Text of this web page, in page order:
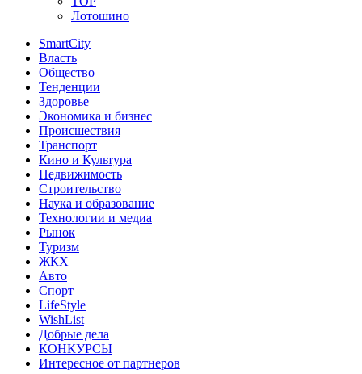
Лотошино
SmartCity
Власть
Общество
Тенденции
Здоровье
Экономика и бизнес
Происшествия
Транспорт
Кино и Культура
Недвижимость
Строительство
Наука и образование
Технологии и медиа
Рынок
Туризм
ЖКХ
Авто
Спорт
LifeStyle
WishList
Добрые дела
КОНКУРСЫ
Интересное от партнеров